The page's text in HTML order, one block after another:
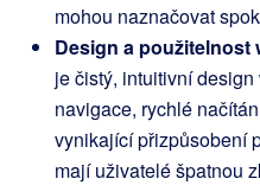
mohou naznačovat
Design a použitelnost
je čistý, intuitivní
navigace, rychlé
vynikající přizpůsobení
mají uživatelé špatnou